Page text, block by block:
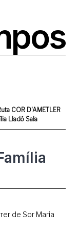
COR D'AMETLER
Lladó Sala
de Sor Maria